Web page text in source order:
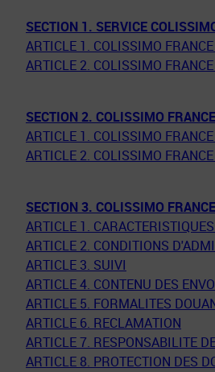
SECTION 1. SERVICE
ARTICLE 1. COLISSIMO
ARTICLE 2. COLISSIMO
SECTION 2. COLISSIMO
ARTICLE 1. COLISSIMO
ARTICLE 2. COLISSIMO
SECTION 3. COLISSIMO
ARTICLE 1.
ARTICLE 2. CONDITIONS
ARTICLE 3. SUIVI
ARTICLE 4. CONTENU DES
ARTICLE 5. FORMALITES
ARTICLE 6. RECLAMATION
ARTICLE 7. RESPONSABILITE
ARTICLE 8. PROTECTION DES